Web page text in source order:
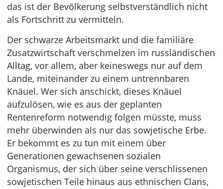
das ist der Bevölkerung selbstverständlich nicht
als Fortschritt zu vermitteln.
Der schwarze Arbeitsmarkt und die familiäre
Zusatzwirtschaft verschmelzen im russländischen
Alltag, vor allem, aber keineswegs nur auf dem
Lande, miteinander zu einem untrennbaren
Knäuel. Wer sich anschickt, dieses Knäuel
aufzulösen, wie es aus der geplanten
Rentenreform notwendig folgen müsste, muss
mehr überwinden als nur das sowjetische Erbe.
Er bekommt es zu tun mit einem über
Generationen gewachsenen sozialen
Organismus, der sich über seine verschlissenen
sowjetischen Teile hinaus aus ethnischen Clans,